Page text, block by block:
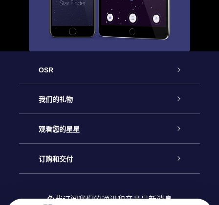
OSR
客户服务
联系我们
博客
我们的礼物
Online Star礼物
OSR 礼物包
观看您的星星
Online Star Register
订购和交付
免费订阅我们的通讯和产品最新消息